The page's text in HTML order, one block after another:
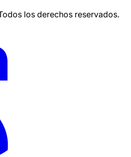
los derechos reservados.